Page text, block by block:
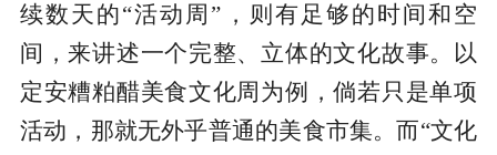
续数天的“活动周”，则有足够的时间和空
间，来讲述一个完整、立体的文化故事。以
定安糟粕醋美食文化周为例，倘若只是单项
活动，那就无外乎普通的美食市集。而“文化